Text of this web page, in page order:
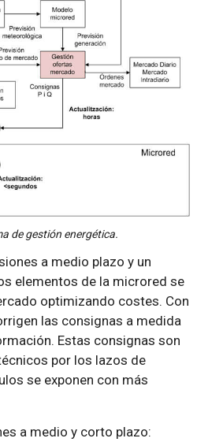
de gestión energética.
a medio plazo y un
elementos de la microred se
optimizando costes. Con
las consignas a medida
Estas consignas son
por los lazos de
se exponen con más
a medio y corto plazo: